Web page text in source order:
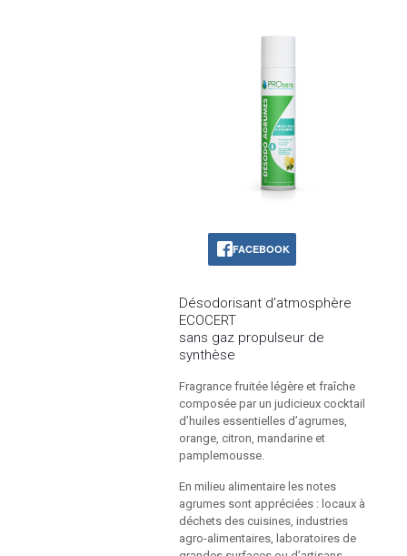
FACEBOOK
Désodorisant d’atmosphère
ECOCERT
sans gaz propulseur de
synthèse
Fragrance fruitée légère et fraîche
composée par un judicieux cocktail
d’huiles essentielles d’agrumes,
orange, citron, mandarine et
pamplemousse.
En milieu alimentaire les notes
agrumes sont appréciées : locaux à
déchets des cuisines, industries
agro-alimentaires, laboratoires de